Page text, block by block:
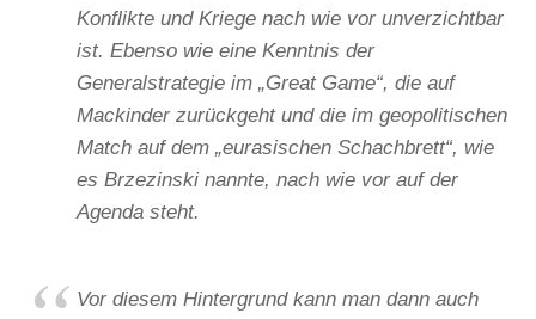
Konflikte und Kriege nach wie vor unverzichtbar
ist. Ebenso wie eine Kenntnis der
Generalstrategie im „Great Game“, die auf
Mackinder zurückgeht und die im geopolitischen
Match auf dem „eurasischen Schachbrett“, wie
es Brzezinski nannte, nach wie vor auf der
Agenda steht.
Vor diesem Hintergrund kann man dann auch